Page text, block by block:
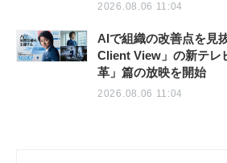
2026.08.06 11:04
AIで組織の改善点を見
Client View」の新テレ
革」篇の放映を開始
2026.08.06 11:04